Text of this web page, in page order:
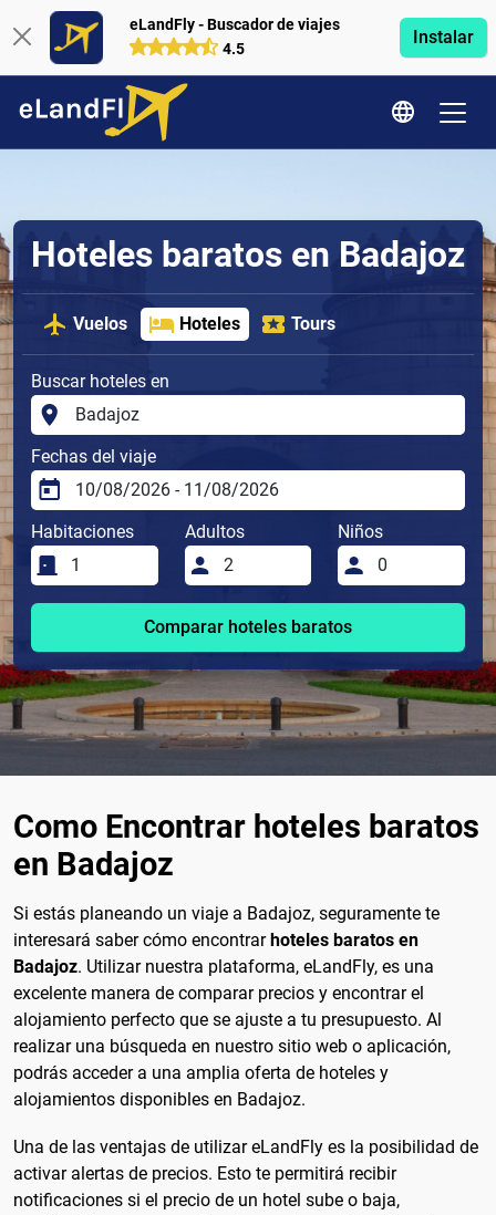
eLandFly - Buscador de viajes
4.5
Instalar
Hoteles baratos en Badajoz
Vuelos Hoteles Tours
Buscar hoteles en
Fechas del viaje
Habitaciones Adultos Niños
Comparar hoteles baratos
Como Encontrar hoteles baratos
en Badajoz
Si estás planeando un viaje a Badajoz, seguramente te
interesará saber cómo encontrar hoteles baratos en
Badajoz. Utilizar nuestra plataforma, eLandFly, es una
excelente manera de comparar precios y encontrar el
alojamiento perfecto que se ajuste a tu presupuesto. Al
realizar una búsqueda en nuestro sitio web o aplicación,
podrás acceder a una amplia oferta de hoteles y
alojamientos disponibles en Badajoz.
Una de las ventajas de utilizar eLandFly es la posibilidad de
activar alertas de precios. Esto te permitirá recibir
notificaciones si el precio de un hotel sube o baja,